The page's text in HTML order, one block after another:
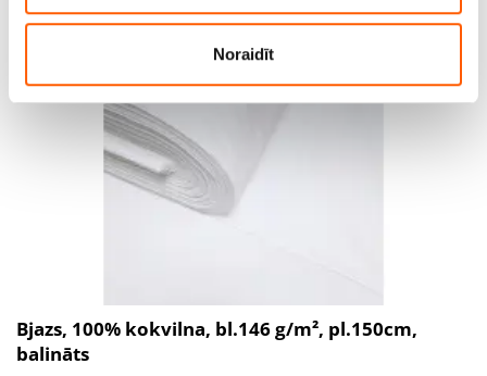
pakalpojumus.
Noraidīt
Bjazs, 100% kokvilna, bl.146 g/m², pl.150cm,
balināts